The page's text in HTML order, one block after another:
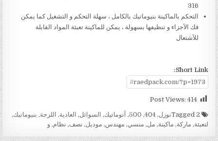
316
التحكم بالماكينة بنيوماتيك بالكامل ، سهلة التحكم و التشغيل كما يمكن
فك الآجزاء و تنظيفها بسهولة ، يمكن للماكينة تعبئة المواد القابلة
للآشتعال
Short Link:
Post Views: 414
2نوزل ,
404
,
500
, آتوماتيك, السوائل, العادية, اللزجة, بنيوماتيك,
لتعبئة, ماركة, ماكينة, مل, منسي, مهندس, موديل, نصف, نظام,و